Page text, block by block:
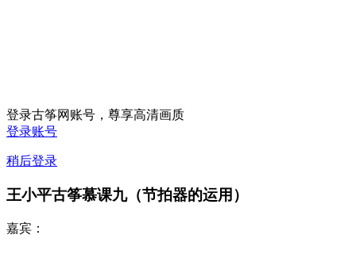
登录古筝网账号，尊享高清画质
登录账号
稍后登录
王小平古筝慕课九（节拍器的运用）
嘉宾：